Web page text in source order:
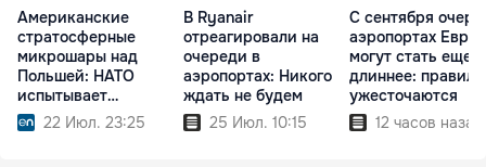
Американские
стратосферные
микрошары над
Польшей: НАТО
испытывает
технологии будущего
22 Июл. 23:25
В Ryanair
отреагировали на
очереди в
аэропортах: Никого
ждать не будем
25 Июл. 10:15
С сентября
аэропортах
могут стать еще
длиннее: правила
ужесточаются
12 часов назад